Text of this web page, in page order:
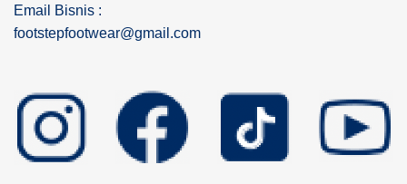
Email Bisnis :
footstepfootwear@gmail.com